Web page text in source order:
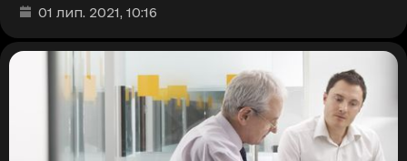
Дата та час публікації
01 лип. 2021, 10:16